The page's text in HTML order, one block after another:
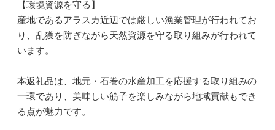
【環境資源を守る】
産地であるアラスカ近辺では厳しい漁業管理が行われてお
り、乱獲を防ぎながら天然資源を守る取り組みが行われて
います。
本返礼品は、地元・石巻の水産加工を応援する取り組みの
一環であり、美味しい筋子を楽しみながら地域貢献もでき
る点が魅力です。